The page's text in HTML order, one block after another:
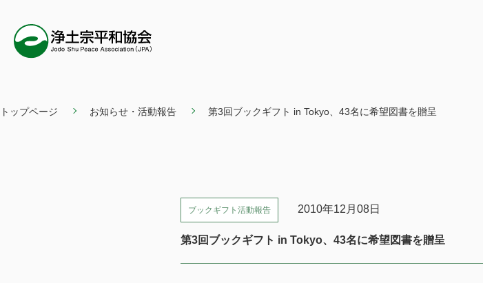
トップページ お知らせ・活動報告 第3回ブックギフト in Tokyo、43名に希望図書を贈呈
ブックギフト活動報告 2010年12月08日
第3回ブックギフト in Tokyo、43名に希望図書を贈呈